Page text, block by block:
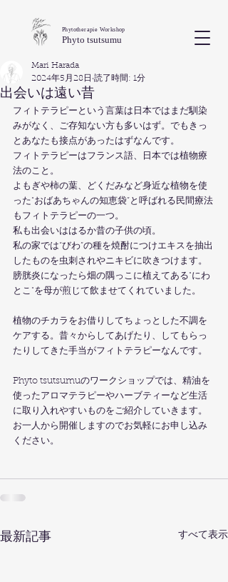
Phytotherapie Workshop
Phyto tsutsumu
出会いは遠い昔
Mari Harada
2024年5月28日 読了時間: 1分
フィトテラピーという言葉は日本ではまだ馴染
みがなく、ご存知ない方も多いはず。でもきっ
とあなたも接点があったはずなんです。
フィトテラピーはフランス語、日本では植物療
法のこと。
よもぎや柿の葉、どくだみなど身近な植物を使
った"おばあちゃんの知恵袋”と呼ばれる民間療法
もフィトテラピーの一つ。
私も出会いははるか昔の子供の頃。
私の家では“びわ”の種を焼酎につけエキスを抽出
したものを虫刺されやニキビに吹きつけます。
膀胱炎になったら畑の隅っこに植えてある"にわ
とこ"を母が煎じて飲ませてくれていました。
植物のチカラをお借りしてちょっとした不調を
ケアする。昔々からしてあげたり、してもらっ
たりしてきた手当がフィトテラピーなんです。
Phyto tsutsumuのワークショップでは、精油を
使ったアロマテラピーやハーブティーなど生活
に取り入れやすいものをご紹介していきます。
お一人から開催しますのでお気軽にお申し込み
ください。
最新記事 すべて表示